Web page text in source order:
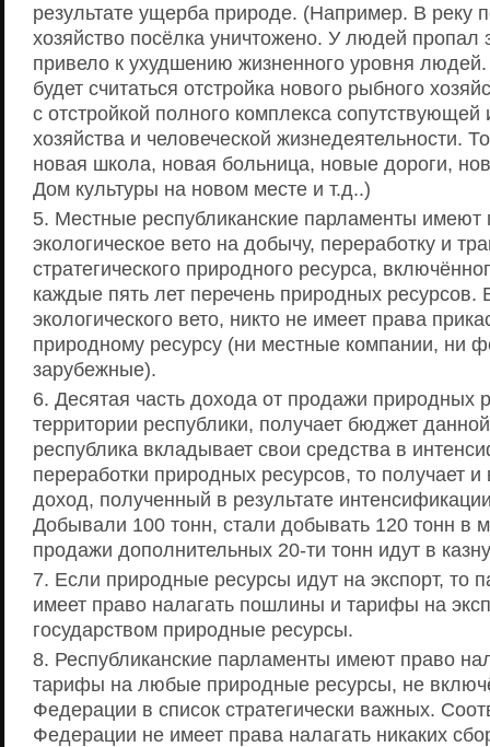
результате ущерба природе. (Например. В реку
хозяйство посёлка уничтожено. У людей пропал
привело к ухудшению жизненного уровня
будет считаться отстройка нового рыбного
с отстройкой полного комплекса сопутствующей
хозяйства и человеческой жизнедеятельности.
новая школа, новая больница, новые дороги,
Дом культуры на новом месте и т.д..)
Местные республиканские парламенты имеют
экологическое вето на добычу, переработку и
стратегического природного ресурса,
каждые пять лет перечень природных ресурсов.
экологического вето, никто не имеет права
природному ресурсу (ни местные компании, ни
зарубежные).
Десятая часть дохода от продажи природных
территории республики, получает бюджет
республика вкладывает свои средства в
переработки природных ресурсов, то получает
доход, полученный в результате
Добывали 100 тонн, стали добывать 120 тонн в
продажи дополнительных 20-ти тонн идут в
Если природные ресурсы идут на экспорт, то
имеет право налагать пошлины и тарифы на
государством природные ресурсы.
Республиканские парламенты имеют право
тарифы на любые природные ресурсы, не
Федерации в список стратегически важных.
Федерации не имеет права налагать никаких